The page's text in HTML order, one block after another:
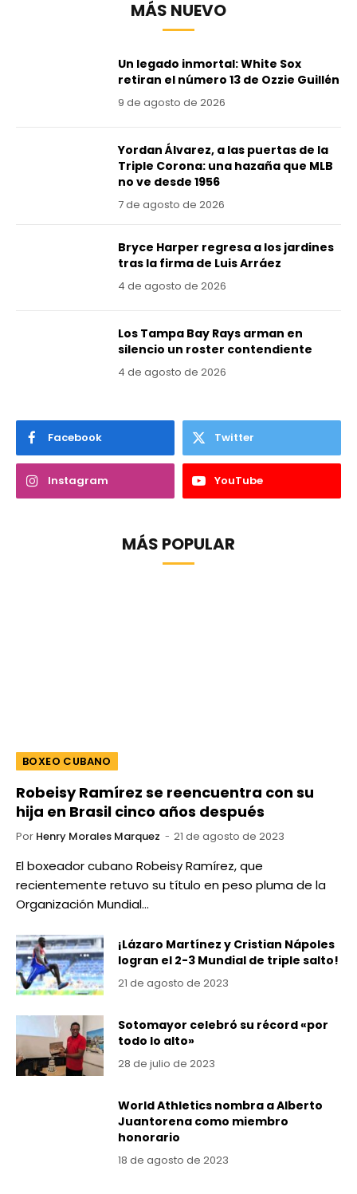
MÁS NUEVO
Un legado inmortal: White Sox
retiran el número 13 de Ozzie Guillén
9 de agosto de 2026
Yordan Álvarez, a las puertas de la
Triple Corona: una hazaña que MLB
no ve desde 1956
7 de agosto de 2026
Bryce Harper regresa a los jardines
tras la firma de Luis Arráez
4 de agosto de 2026
Los Tampa Bay Rays arman en
silencio un roster contendiente
4 de agosto de 2026
Facebook Twitter
Instagram YouTube
MÁS POPULAR
BOXEO CUBANO
Robeisy Ramírez se reencuentra con su
hija en Brasil cinco años después
Por Henry Morales Marquez 21 de agosto de 2023
El boxeador cubano Robeisy Ramírez, que
recientemente retuvo su título en peso pluma de la
Organización Mundial…
¡Lázaro Martínez y Cristian Nápoles
logran el 2-3 Mundial de triple salto!
21 de agosto de 2023
Sotomayor celebró su récord «por
todo lo alto»
28 de julio de 2023
World Athletics nombra a Alberto
Juantorena como miembro
honorario
18 de agosto de 2023